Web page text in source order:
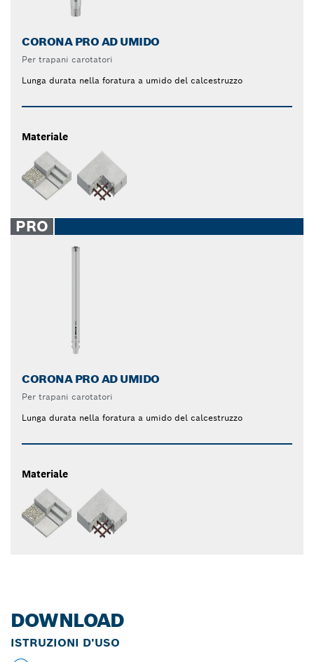
CORONA PRO AD UMIDO
Per trapani carotatori
Lunga durata nella foratura a umido del calcestruzzo
Materiale
PRO
CORONA PRO AD UMIDO
Per trapani carotatori
Lunga durata nella foratura a umido del calcestruzzo
Materiale
DOWNLOAD
ISTRUZIONI D'USO